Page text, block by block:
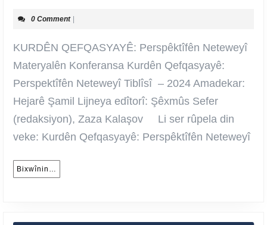
Neteweyî
0 Comment
KURDÊN QEFQASYAYÊ: Perspêktîfên Neteweyî
Materyalên Konferansa Kurdên Qefqasyayê:
Perspektîfên Neteweyî Tiblîsî – 2024 Amadekar:
Hejarê Şamil Lijneya edîtorî: Şêxmûs Sefer
(redaksiyon), Zaza Kalaşov Li ser rûpela din
veke: Kurdên Qefqasyayê: Perspêktîfên Neteweyî
Bixwînin…